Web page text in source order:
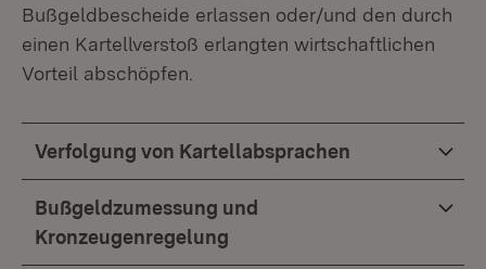
Bußgeldbescheide erlassen oder/und den durch
einen Kartellverstoß erlangten wirtschaftlichen
Vorteil abschöpfen.
Verfolgung von Kartellabsprachen
Bußgeldzumessung und
Kronzeugenregelung